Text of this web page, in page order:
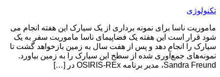
تکنولوژی
ماموریت ناسا برای نمونه برداری از یک سیارک این هفته انجام می
شود قرار است این هفته یک فضاپیمای ناسا ماموریت سفر به یک
سیارک را انجام دهد و پس از هفت سال به زمین بازخواهد گشت تا
نمونه‌های جمع‌آوری شده از سطح این سیارک را به زمین بیاورد.
Sandra Freund، مدیر برنامه OSIRIS-REx در […]